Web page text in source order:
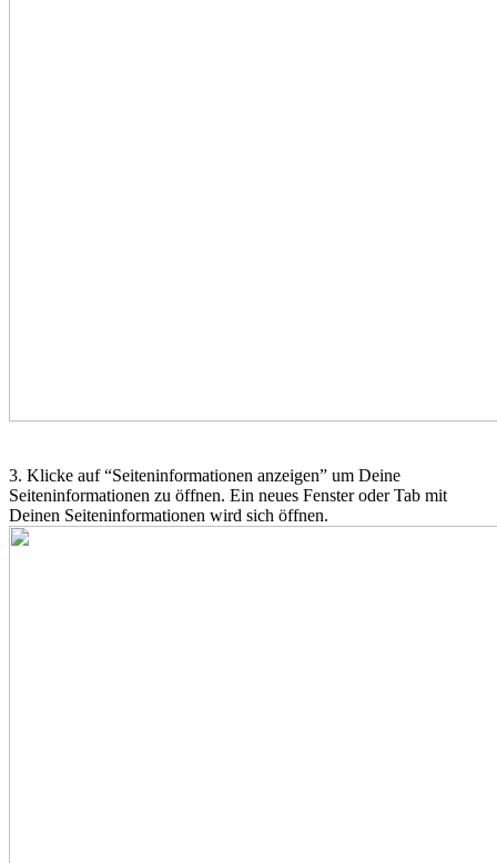
3. Klicke auf “Seiteninformationen anzeigen” um Deine
Seiteninformationen zu öffnen. Ein neues Fenster oder Tab mit
Deinen Seiteninformationen wird sich öffnen.